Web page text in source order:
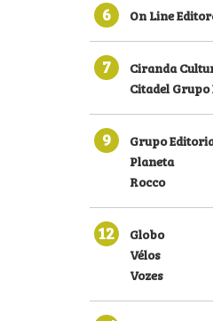
6 On Line
7
Ciranda
Citadel
9
Grupo
Planeta
Rocco
12
Globo
Vélos
Vozes